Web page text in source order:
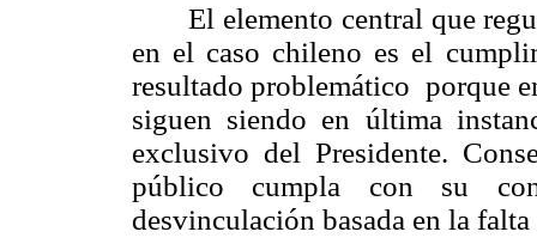
El elemento central que
en el caso chileno es el
resultado problemático porque
siguen siendo en última
exclusivo del Presidente.
público cumpla con su
desvinculación basada en la